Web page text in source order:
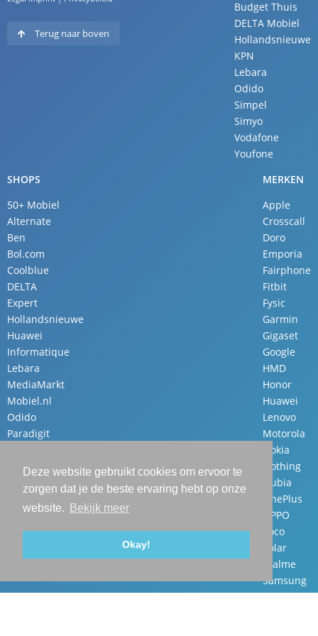
Deze website gebruikt cookies om ervoor te
zorgen dat je de beste ervaring hebt op onze
website.
Bekijk meer
Okay!
Terug naar boven
Budget Thuis
DELTA Mobiel
Hollandsnieuwe
KPN
Lebara
Odido
Simpel
Simyo
Vodafone
Youfone
SHOPS
50+ Mobiel
Alternate
Ben
Bol.com
Coolblue
DELTA
Expert
Hollandsnieuwe
Huawei
Informatique
Lebara
MediaMarkt
Mobiel.nl
Odido
Paradigit
Simpel
Youfone
MERKEN
Apple
Crosscall
Doro
Emporia
Fairphone
Fitbit
Fysic
Garmin
Gigaset
Google
HMD
Honor
Huawei
Lenovo
Motorola
Nokia
Nothing
Nubia
OnePlus
OPPO
Poco
Polar
realme
Samsung
Sonim